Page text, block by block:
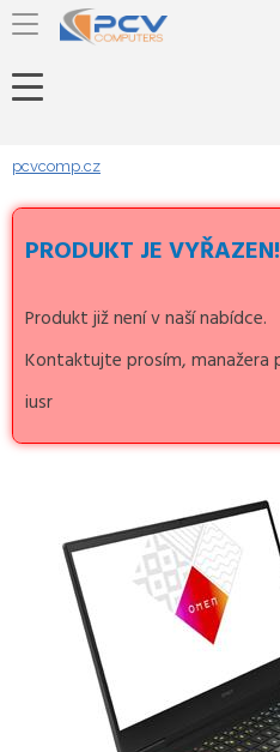
pcvcomp.cz
PRODUKT JE VYŘAZEN!
Produkt již není v naší nabídce.
Kontaktujte prosím, manažera
iusr